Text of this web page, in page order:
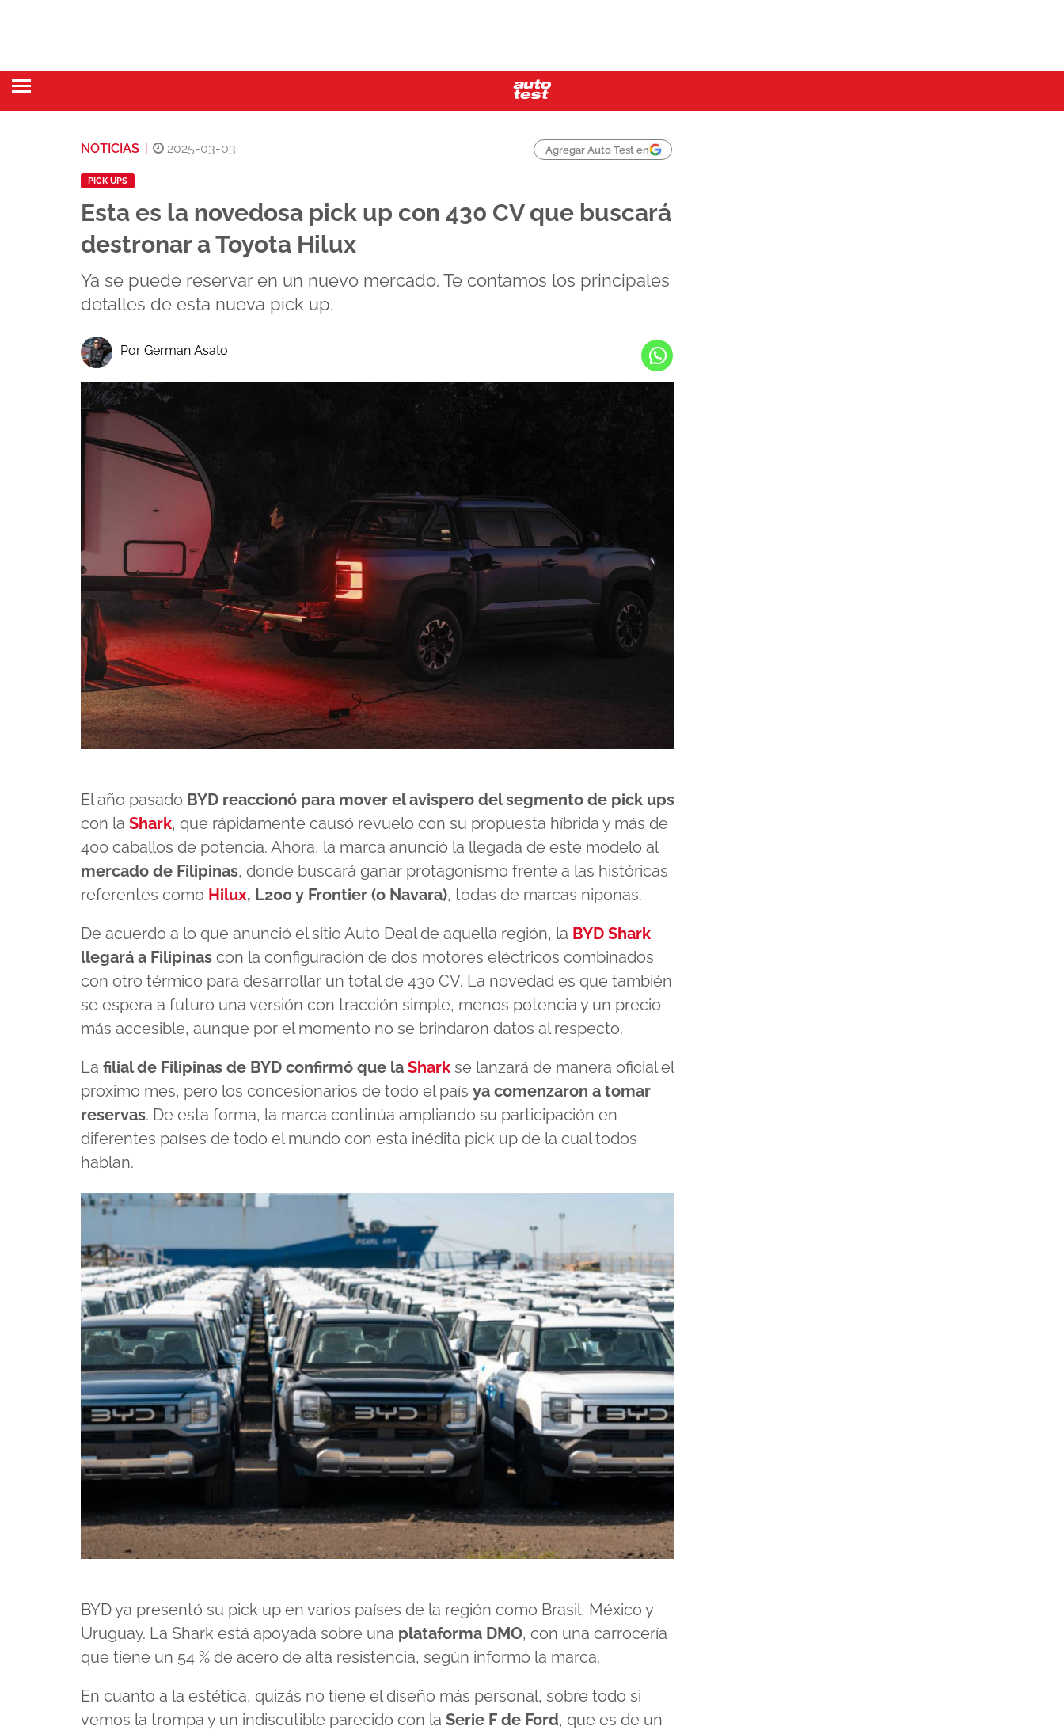
NOTICIAS 2025-03-03 Agregar Auto Test en
PICK UPS
Esta es la novedosa pick up con 430 CV que buscará
destronar a Toyota Hilux
Ya se puede reservar en un nuevo mercado. Te contamos los principales
detalles de esta nueva pick up.
Por German Asato
El año pasado BYD reaccionó para mover el avispero del segmento de pick ups
con la Shark, que rápidamente causó revuelo con su propuesta híbrida y más de
400 caballos de potencia. Ahora, la marca anunció la llegada de este modelo al
mercado de Filipinas, donde buscará ganar protagonismo frente a las históricas
referentes como Hilux, L200 y Frontier (o Navara), todas de marcas niponas.
De acuerdo a lo que anunció el sitio Auto Deal de aquella región, la BYD Shark
llegará a Filipinas con la configuración de dos motores eléctricos combinados
con otro térmico para desarrollar un total de 430 CV. La novedad es que también
se espera a futuro una versión con tracción simple, menos potencia y un precio
más accesible, aunque por el momento no se brindaron datos al respecto.
La filial de Filipinas de BYD confirmó que la Shark se lanzará de manera oficial el
próximo mes, pero los concesionarios de todo el país ya comenzaron a tomar
reservas. De esta forma, la marca continúa ampliando su participación en
diferentes países de todo el mundo con esta inédita pick up de la cual todos
hablan.
BYD ya presentó su pick up en varios países de la región como Brasil, México y
Uruguay. La Shark está apoyada sobre una plataforma DMO, con una carrocería
que tiene un 54 % de acero de alta resistencia, según informó la marca.
En cuanto a la estética, quizás no tiene el diseño más personal, sobre todo si
vemos la trompa y un indiscutible parecido con la Serie F de Ford, que es de un